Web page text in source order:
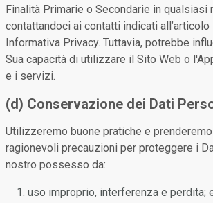
Finalità Primarie o Secondarie in qualsiasi
contattandoci ai contatti indicati
Informativa Privacy. Tuttavia, potrebbe
Sua capacità di utilizzare il Sito Web o
e i servizi.
(d) Conservazione dei Dati
Utilizzeremo buone pratiche e
ragionevoli precauzioni per proteggere i
nostro possesso da:
uso improprio, interferenza e perdita;